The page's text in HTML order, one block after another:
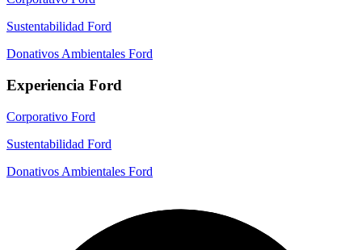
Sustentabilidad Ford
Donativos Ambientales Ford
Experiencia Ford
Corporativo Ford
Sustentabilidad Ford
Donativos Ambientales Ford